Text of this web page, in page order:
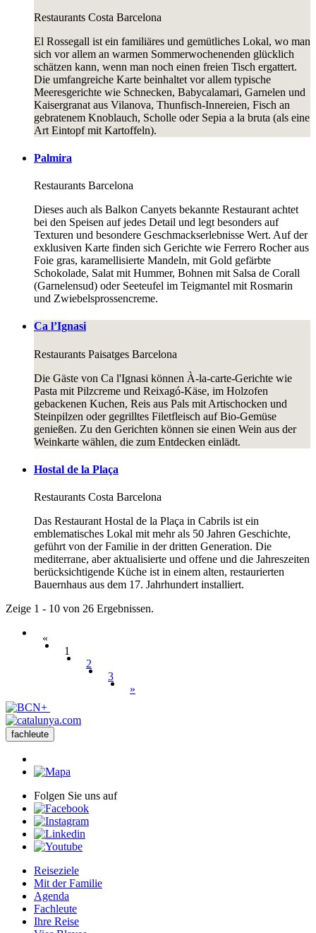
Restaurants Costa Barcelona
El Rossegall ist ein familiäres und gemütliches Lokal, wo man
sich vor allem an warmen Sommerwochenenden glücklich
schätzen kann, wenn man noch einen freien Tisch ergattert.
Die umfangreiche Karte beinhaltet vor allem typische
Meeresgerichte wie Schnecken, Babycalamari, Garnelen und
Kaisergranat aus Vilanova, Thunfisch-Innereien, Fisch an
gebratenem Knoblauch, Scholle oder Sepia a la bruta (als eine
Art Eintopf mit Kartoffeln).
Palmira
Restaurants Barcelona
Dieses auch als Balkon Canyets bekannte Restaurant achtet
bei den Speisen auf jedes Detail und legt besonders auf
Texturen und besondere Geschmackserlebnisse Wert. Auf der
exklusiven Karte finden sich Gerichte wie Ferrero Rocher aus
Foie gras, karamellisierte Mandeln, mit Gold gefärbte
Schokolade, Salat mit Hummer, Bohnen mit Salsa de Corall
(Garnelensud) oder Seeteufel im Teigmantel mit Rosmarin
und Zwiebelsprossencreme.
Ca l’Ignasi
Restaurants Paisatges Barcelona
Die Gäste von Ca l'Ignasi können À-la-carte-Gerichte wie
Pasta mit Pilzcreme und Reixagó-Käse, im Holzofen
gebackenen Kuchen, Reis aus Pals mit Artischocken und
Steinpilzen oder gegrilltes Filetfleisch auf Bio-Gemüse
genießen. Zu den Gerichten können sie einen Wein aus der
Weinkarte wählen, die zum Entdecken einlädt.
Hostal de la Plaça
Restaurants Costa Barcelona
Das Restaurant Hostal de la Plaça in Cabrils ist ein
emblematisches Lokal mit mehr als 50 Jahren Geschichte,
geführt von der Familie in der dritten Generation. Die
mediterrane, aber aktualisierte und offene und die Jahreszeiten
berücksichtigende Küche ist in einem alten, restaurierten
Bauernhaus aus dem 17. Jahrhundert installiert.
Zeige 1 - 10 von 26 Ergebnissen.
«
1
2
3
»
fachleute
Folgen Sie uns auf
Reiseziele
Mit der Familie
Agenda
Fachleute
Ihre Reise